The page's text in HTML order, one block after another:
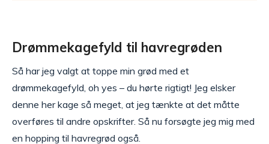
Drømmekagefyld til havregrøden
Så har jeg valgt at toppe min grød med et
drømmekagefyld, oh yes – du hørte rigtigt! Jeg elsker
denne her kage så meget, at jeg tænkte at det måtte
overføres til andre opskrifter. Så nu forsøgte jeg mig med
en hopping til havregrød også.